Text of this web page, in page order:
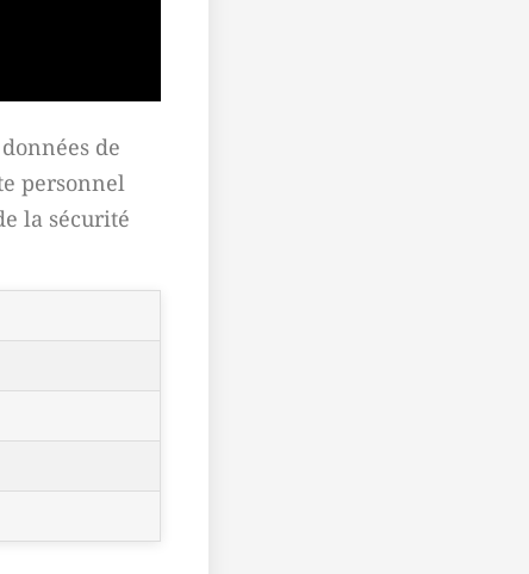
de
personnel
la sécurité